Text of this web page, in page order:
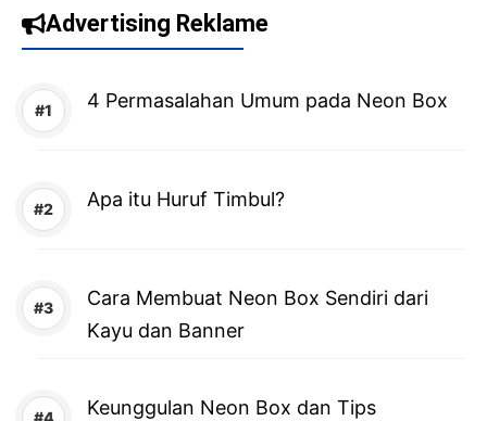
Advertising Reklame
4 Permasalahan Umum pada Neon Box
Apa itu Huruf Timbul?
Cara Membuat Neon Box Sendiri dari
Kayu dan Banner
Keunggulan Neon Box dan Tips